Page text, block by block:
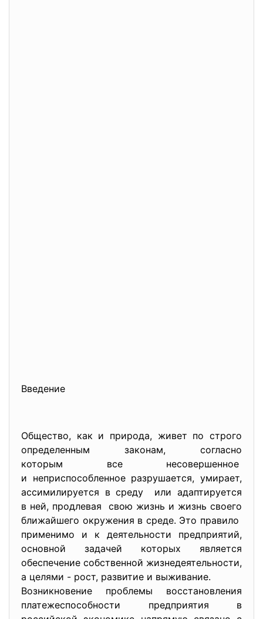
Введение
Общество, как и природа, живет по строго
определенным законам, согласно
которым все несовершенное
и неприспособленное разрушается, умирает,
ассимилируется в среду или адаптируется
в ней, продлевая свою жизнь и жизнь своего
ближайшего окружения в среде. Это правило
применимо и к деятельности предприятий,
основной задачей которых является
обеспечение собственной жизнедеятельности,
а целями - рост, развитие и выживание.
Возникновение проблемы восстановления
платежеспособности предприятия в